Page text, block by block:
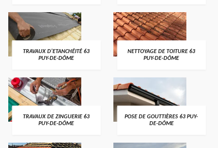
TRAVAUX D'ETANCHÉITÉ 63
PUY-DE-DÔME
NETTOYAGE DE TOITURE 63
PUY-DE-DÔME
TRAVAUX DE ZINGUERIE 63
PUY-DE-DÔME
POSE DE GOUTTIÈRES 63 PUY-
DE-DÔME